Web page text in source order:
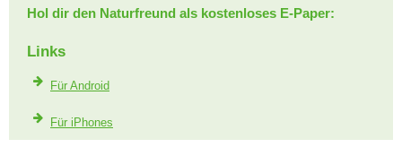
Hol dir den Naturfreund als kostenloses E-Paper:
Links
Für Android
Für iPhones